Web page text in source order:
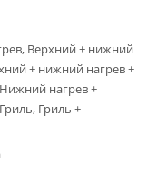
Верхний + нижний
+ нижний нагрев +
нагрев +
Гриль +